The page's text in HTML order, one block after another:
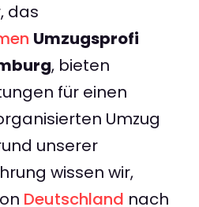
das
Umzugsprofi
, bieten
für einen
Umzug
unserer
wissen wir,
Deutschland nach